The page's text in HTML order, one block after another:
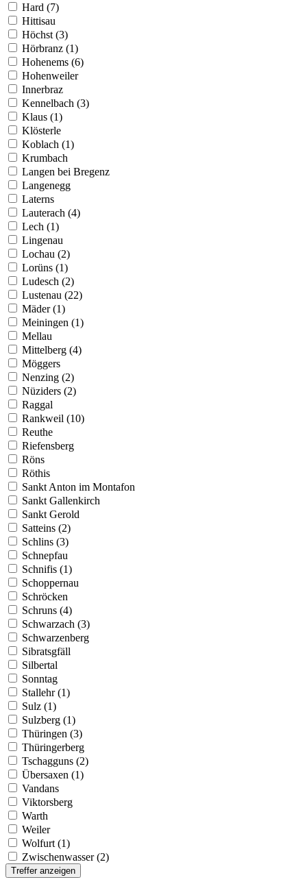
Hard (7)
Hittisau
Höchst (3)
Hörbranz (1)
Hohenems (6)
Hohenweiler
Innerbraz
Kennelbach (3)
Klaus (1)
Klösterle
Koblach (1)
Krumbach
Langen bei Bregenz
Langenegg
Laterns
Lauterach (4)
Lech (1)
Lingenau
Lochau (2)
Lorüns (1)
Ludesch (2)
Lustenau (22)
Mäder (1)
Meiningen (1)
Mellau
Mittelberg (4)
Möggers
Nenzing (2)
Nüziders (2)
Raggal
Rankweil (10)
Reuthe
Riefensberg
Röns
Röthis
Sankt Anton im Montafon
Sankt Gallenkirch
Sankt Gerold
Satteins (2)
Schlins (3)
Schnepfau
Schnifis (1)
Schoppernau
Schröcken
Schruns (4)
Schwarzach (3)
Schwarzenberg
Sibratsgfäll
Silbertal
Sonntag
Stallehr (1)
Sulz (1)
Sulzberg (1)
Thüringen (3)
Thüringerberg
Tschagguns (2)
Übersaxen (1)
Vandans
Viktorsberg
Warth
Weiler
Wolfurt (1)
Zwischenwasser (2)
Treffer anzeigen